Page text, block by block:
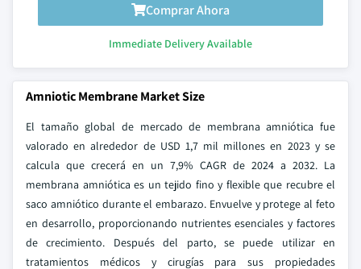
Comprar Ahora
Immediate Delivery Available
Amniotic Membrane Market Size
El tamaño global de mercado de membrana amniótica fue
valorado en alrededor de USD 1,7 mil millones en 2023 y se
calcula que crecerá en un 7,9% CAGR de 2024 a 2032. La
membrana amniótica es un tejido fino y flexible que recubre el
saco amniótico durante el embarazo. Envuelve y protege al feto
en desarrollo, proporcionando nutrientes esenciales y factores
de crecimiento. Después del parto, se puede utilizar en
tratamientos médicos y cirugías para sus propiedades